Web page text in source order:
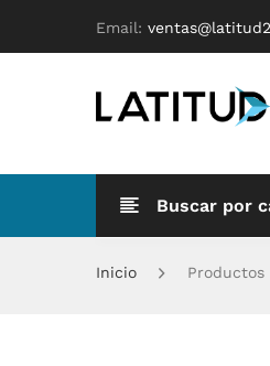
Email:
Buscar por
Inicio Productos